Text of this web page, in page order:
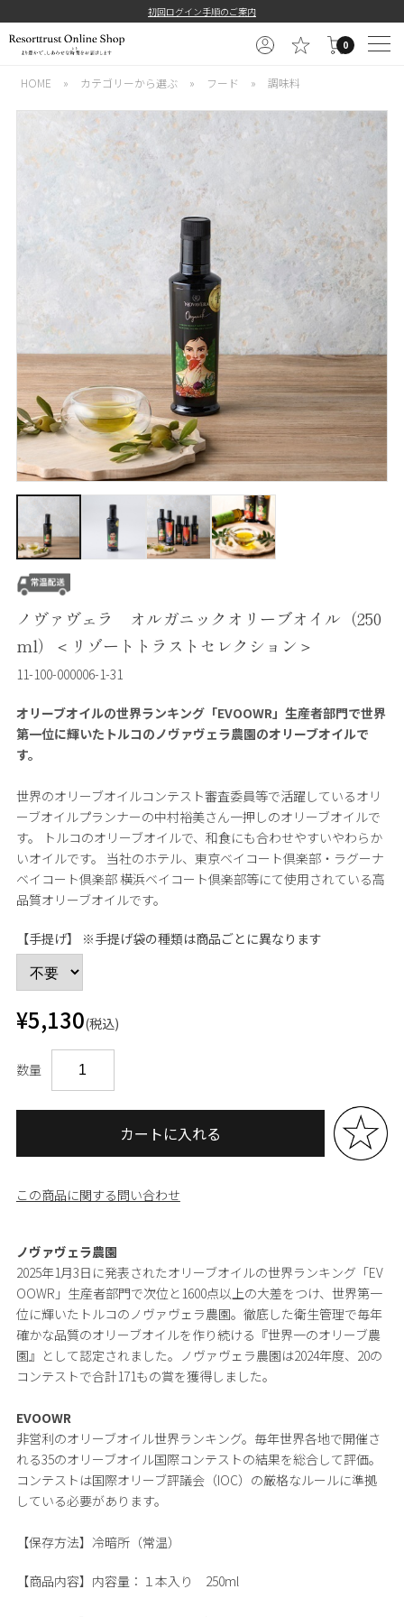
初回ログイン手順のご案内
0
HOME » カテゴリーから選ぶ » フード » 調味料
ノヴァヴェラ オルガニックオリーブオイル（250
ml）＜リゾートトラストセレクション＞
11-100-000006-1-31
オリーブオイルの世界ランキング「EVOOWR」生産者部門で世界
第一位に輝いたトルコのノヴァヴェラ農園のオリーブオイルで
す。
世界のオリーブオイルコンテスト審査委員等で活躍しているオリ
ーブオイルプランナーの中村裕美さん一押しのオリーブオイルで
す。 トルコのオリーブオイルで、和食にも合わせやすいやわらか
いオイルです。 当社のホテル、東京ベイコート倶楽部・ラグーナ
ベイコート倶楽部 横浜ベイコート倶楽部等にて使用されている高
品質オリーブオイルです。
【手提げ】 ※手提げ袋の種類は商品ごとに異なります
¥5,130(税込)
数量
カートに入れる
この商品に関する問い合わせ
ノヴァヴェラ農園
2025年1月3日に発表されたオリーブオイルの世界ランキング「EV
OOWR」生産者部門で次位と1600点以上の大差をつけ、世界第一
位に輝いたトルコのノヴァヴェラ農園。徹底した衛生管理で毎年
確かな品質のオリーブオイルを作り続ける『世界一のオリーブ農
園』として認定されました。ノヴァヴェラ農園は2024年度、20の
コンテストで合計171もの賞を獲得しました。
EVOOWR
非営利のオリーブオイル世界ランキング。毎年世界各地で開催さ
れる35のオリーブオイル国際コンテストの結果を総合して評価。
コンテストは国際オリーブ評議会（IOC）の厳格なルールに準拠
している必要があります。
【保存方法】冷暗所（常温）
【商品内容】 内容量：１本入り 250ml